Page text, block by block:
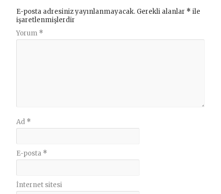
E-posta adresiniz yayınlanmayacak. Gerekli alanlar * ile
işaretlenmişlerdir
Yorum *
Ad *
E-posta *
İnternet sitesi